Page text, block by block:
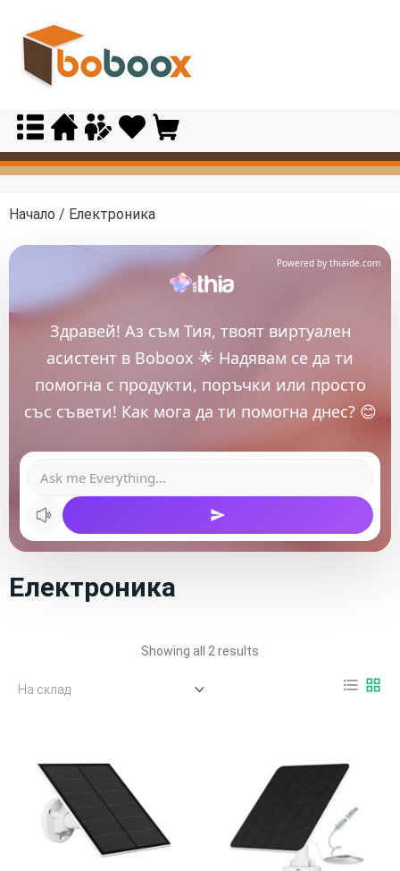
content
Начало / Електроника
Powered by thiaide.com
Здравей! Аз съм Тия, твоят виртуален
асистент в Boboox 🌟 Надявам се да ти
помогна с продукти, поръчки или просто
със съвети! Как мога да ти помогна днес? 😊
Електроника
Showing all 2 results
format_list_bulleted grid_view